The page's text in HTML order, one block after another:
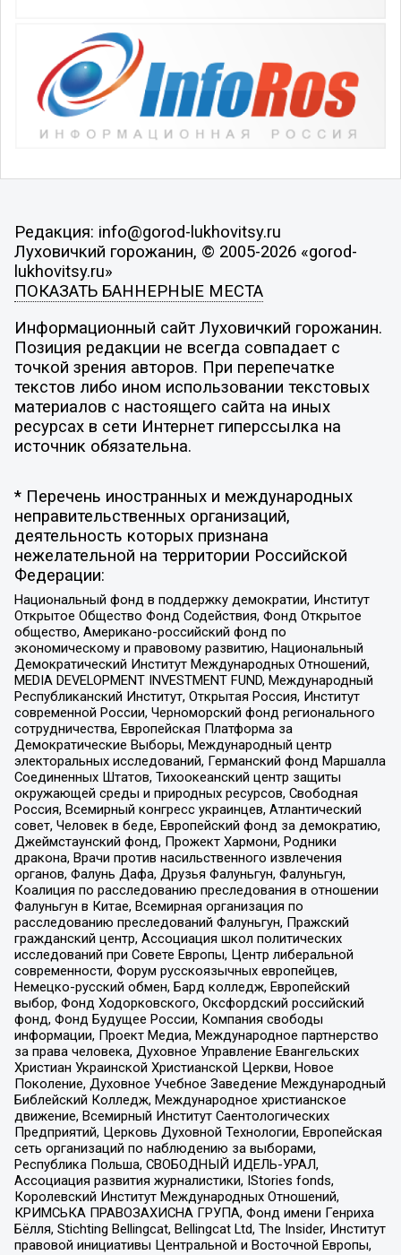
Редакция: info@gorod-lukhovitsy.ru
Луховичкий горожанин, © 2005-2026 «gorod-
lukhovitsy.ru»
ПОКАЗАТЬ БАННЕРНЫЕ МЕСТА
Информационный сайт Луховичкий горожанин.
Позиция редакции не всегда совпадает с
точкой зрения авторов. При перепечатке
текстов либо ином использовании текстовых
материалов с настоящего сайта на иных
ресурсах в сети Интернет гиперссылка на
источник обязательна.
* Перечень иностранных и международных
неправительственных организаций,
деятельность которых признана
нежелательной на территории Российской
Федерации:
Национальный фонд в поддержку демократии, Институт
Открытое Общество Фонд Содействия, Фонд Открытое
общество, Американо-российский фонд по
экономическому и правовому развитию, Национальный
Демократический Институт Международных Отношений,
MEDIA DEVELOPMENT INVESTMENT FUND, Международный
Республиканский Институт, Открытая Россия, Институт
современной России, Черноморский фонд регионального
сотрудничества, Европейская Платформа за
Демократические Выборы, Международный центр
электоральных исследований, Германский фонд Маршалла
Соединенных Штатов, Тихоокеанский центр защиты
окружающей среды и природных ресурсов, Свободная
Россия, Всемирный конгресс украинцев, Атлантический
совет, Человек в беде, Европейский фонд за демократию,
Джеймстаунский фонд, Прожект Хармони, Родники
дракона, Врачи против насильственного извлечения
органов, Фалунь Дафа, Друзья Фалуньгун, Фалуньгун,
Коалиция по расследованию преследования в отношении
Фалуньгун в Китае, Всемирная организация по
расследованию преследований Фалуньгун, Пражский
гражданский центр, Ассоциация школ политических
исследований при Совете Европы, Центр либеральной
современности, Форум русскоязычных европейцев,
Немецко-русский обмен, Бард колледж, Европейский
выбор, Фонд Ходорковского, Оксфордский российский
фонд, Фонд Будущее России, Компания свободы
информации, Проект Медиа, Международное партнерство
за права человека, Духовное Управление Евангельских
Христиан Украинской Христианской Церкви, Новое
Поколение, Духовное Учебное Заведение Международный
Библейский Колледж, Международное христианское
движение, Всемирный Институт Саентологических
Предприятий, Церковь Духовной Технологии, Европейская
сеть организаций по наблюдению за выборами,
Республика Польша, СВОБОДНЫЙ ИДЕЛЬ-УРАЛ,
Ассоциация развития журналистики, IStories fonds,
Королевский Институт Международных Отношений,
КРИМСЬКА ПРАВОЗАХИСНА ГРУПА, Фонд имени Генриха
Бёлля, Stichting Bellingcat, Bellingcat Ltd, The Insider, Институт
правовой инициативы Центральной и Восточной Европы,